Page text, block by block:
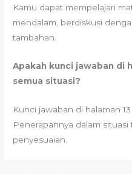
Kamu dapat mempelajari
mendalam, berdiskusi
tambahan.
Apakah kunci jawaban di
semua situasi?
Kunci jawaban di halaman
Penerapannya dalam
penyesuaian.